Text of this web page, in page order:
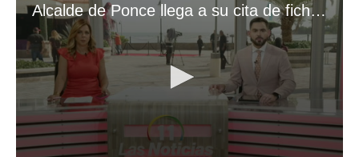
Alcalde de Ponce llega a su cita de fichaje